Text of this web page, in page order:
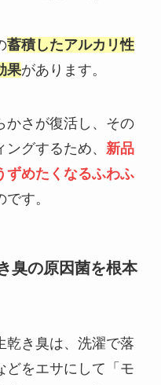
蓄積したアルカリ性
果があります。
かさが復活し、その
グするため、 新品
ずめたくなるふわふ
す。
臭の原因菌を根本
乾き臭は、洗濯で落
どをエサにして「モ